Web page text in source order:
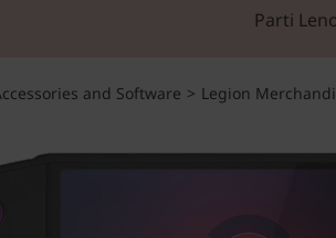
Parti
and Software > Legion